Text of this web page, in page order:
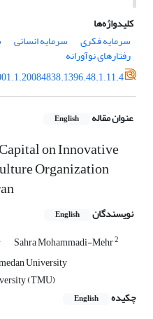
کلیدواژه‌ها
سرمایه فکری
سرمایه انسانی
رفتارهای نوآورانه
عنوان مقاله English
on Innovative
Organization
نویسندگان English
Sahra Mohammadi-Mehr2
University
(TMU)
چکیده
English